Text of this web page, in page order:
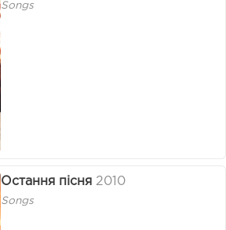
Songs
Остання пісня 2010
Songs